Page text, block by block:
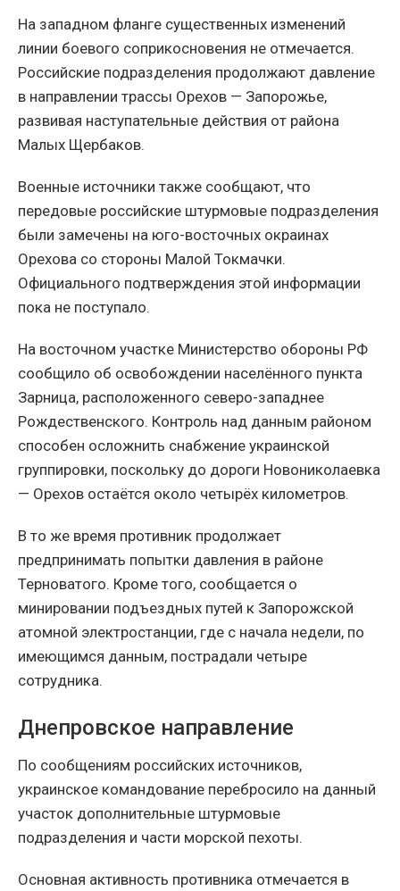
На западном фланге существенных изменений
линии боевого соприкосновения не отмечается.
Российские подразделения продолжают давление
в направлении трассы Орехов — Запорожье,
развивая наступательные действия от района
Малых Щербаков.
Военные источники также сообщают, что
передовые российские штурмовые подразделения
были замечены на юго-восточных окраинах
Орехова со стороны Малой Токмачки.
Официального подтверждения этой информации
пока не поступало.
На восточном участке Министерство обороны РФ
сообщило об освобождении населённого пункта
Зарница, расположенного северо-западнее
Рождественского. Контроль над данным районом
способен осложнить снабжение украинской
группировки, поскольку до дороги Новониколаевка
— Орехов остаётся около четырёх километров.
В то же время противник продолжает
предпринимать попытки давления в районе
Терноватого. Кроме того, сообщается о
минировании подъездных путей к Запорожской
атомной электростанции, где с начала недели, по
имеющимся данным, пострадали четыре
сотрудника.
Днепровское направление
По сообщениям российских источников,
украинское командование перебросило на данный
участок дополнительные штурмовые
подразделения и части морской пехоты.
Основная активность противника отмечается в